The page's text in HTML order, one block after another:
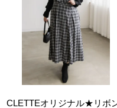
CLETTEオリジナル★リボ